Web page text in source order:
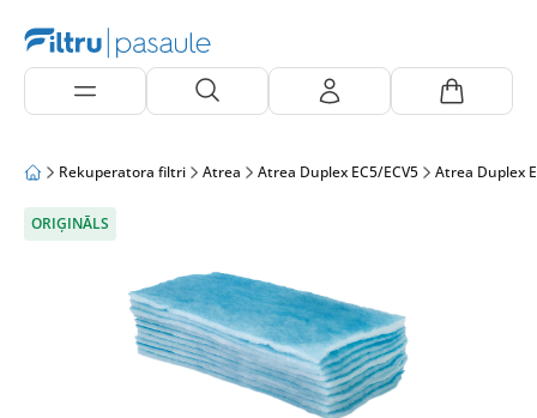
Rekuperatora filtri Atrea Atrea Duplex EC5/ECV5 Atrea Duplex
ORIĢINĀLS